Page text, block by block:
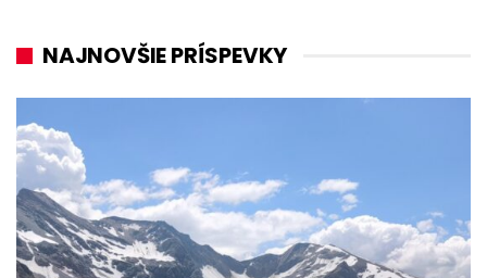
NAJNOVŠIE PRÍSPEVKY